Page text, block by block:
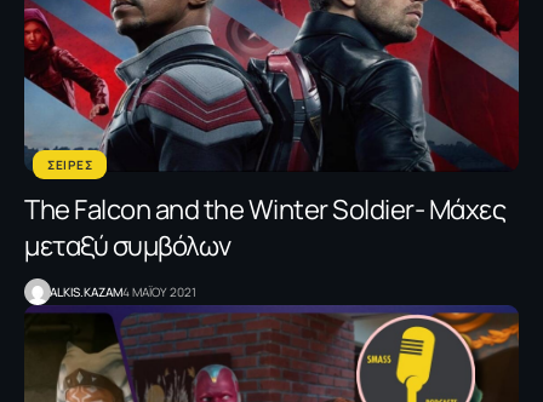
ΣΕΙΡΕΣ
The Falcon and the Winter Soldier- Μάχες
μεταξύ συμβόλων
ALKIS.KAZAM4 ΜΑΪΟΥ 2021